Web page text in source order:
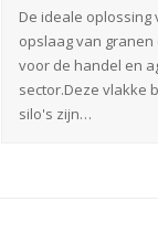
De ideale oplossing
opslaag van granen
voor de handel en
sector.Deze vlakke
silo's zijn…